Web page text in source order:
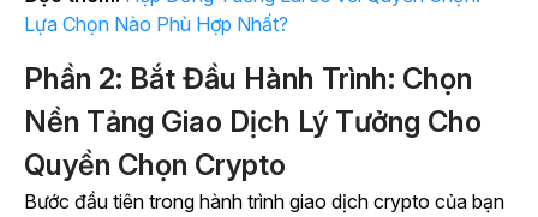
Lựa Chọn Nào Phù Hợp Nhất?
Phần 2: Bắt Đầu Hành Trình: Chọn
Nền Tảng Giao Dịch Lý Tưởng Cho
Quyền Chọn Crypto
Bước đầu tiên trong hành trình giao dịch crypto của bạn